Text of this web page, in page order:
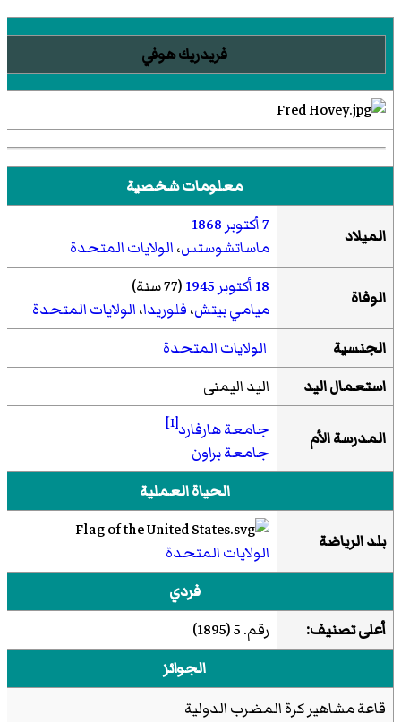
فريدريك هوفي
معلومات شخصية
الميلاد 7 أكتوبر
1868
ماساتشوستس،الولايات المتحدة
الوفاة 18 أكتوبر 1945(77 سنة)
ميامي بيتش،فلوريدا،الولايات المتحدة
الجنسية
الولايات المتحدة
استعمال اليد
اليد اليمنى
المدرسة الأم جامعة هارفارد[1]
جامعة براون
الحياة العملية
بلد الرياضة
الولايات المتحدة
فردي
أعلى تصنيف:
رقم. 5 (1895)
الجوائز
قاعة مشاهير كرة المضرب الدولية